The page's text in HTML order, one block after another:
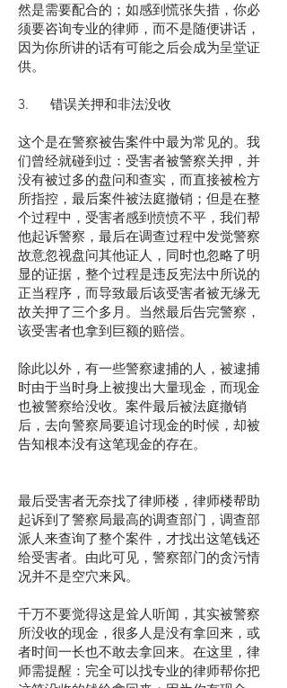
然是需要配合的；如感到慌张失措，你必
须要咨询专业的律师，而不是随便讲话，
因为你所讲的话有可能之后会成为呈堂证
供。
3. 错误关押和非法没收
这个是在警察被告案件中最为常见的。我
们曾经就碰到过：受害者被警察关押，并
没有被过多的盘问和查实，而直接被检方
所指控，最后案件被法庭撤销；但是在整
个过程中，受害者感到愤愤不平，我们帮
他起诉警察，最后在调查过程中发觉警察
故意忽视盘问其他证人，同时也忽略了明
显的证据，整个过程是违反宪法中所说的
正当程序，而导致最后该受害者被无缘无
故关押了三个多月。当然最后告完警察，
该受害者也拿到巨额的赔偿。
除此以外，有一些警察逮捕的人，被逮捕
时由于当时身上被搜出大量现金，而现金
也被警察给没收。案件最后被法庭撤销
后，去向警察局要追讨现金的时候，却被
告知根本没有这笔现金的存在。
最后受害者无奈找了律师楼，律师楼帮助
起诉到了警察局最高的调查部门，调查部
派人来查询了整个案件，才找出这笔钱还
给受害者。由此可见，警察部门的贪污情
况并不是空穴来风。
千万不要觉得这是耸人听闻，其实被警察
所没收的现金，很多人是没有拿回来，或
者时间一长也不敢去拿回来。在这里，律
师需提醒：完全可以找专业的律师帮你把